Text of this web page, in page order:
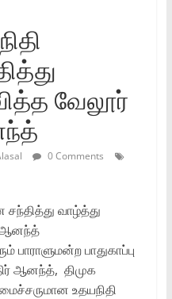
வேலூர்
0 Comments
வாழ்த்து
ஆனந்த்
பாராளுமன்ற பாதுகாப்பு
ஆனந்த், திமுக
உதயநிதி